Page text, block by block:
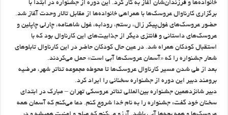
خانواده‌ها و فرزندان‌شان آغاز به کار کرد. این دوره از جشنواره در ابتدا با
برگزاری کارناوال عروسک‌ها با همراهی خانواده‌ها از مقابل تالار وحدت آغاز شد.
حضور عروسک‌های غول‌پیکر زال، رستم، رودابه، غول شاهنامه، چارلی چاپلین و
عروسک‌های داستانی و فانتزی دیگر از جذابیت‌های این کارناوال بود که با
استقبال کودکان همراه شد. در عین حال کودکان حاضر در این کارناوال تابلوهای
شعار جشنواره را که «آسمان عروسک‌ها آبی است» حمل می‌کردند.
بعد از طی شدن مسیر کارناوال عروسک‌ها تا محوطه مجموعه تئاتر شهر، مرضیه
برومند دبیر این دوره از جشنواره سخنانی را ایراد کرد.
دبیر شانزدهمین جشنواره بین‌المللی تئاتر عروسکی تهران – مبارک در ابتدای
سخنان خود گفت: جشنواره را به نام خدا شروع کنم. دعا می‌کنم که آسمان همه